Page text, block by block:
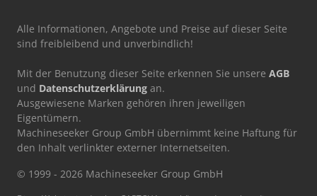
Alle Informationen, Angebote und Preise auf dieser Seite
sind freibleibend und unverbindlich!
Mit der Benutzung dieser Seite erkennen Sie unsere AGB
und Datenschutzerklärung an.
Ausgewiesene Marken gehören ihren jeweiligen
Eigentümern.
Machineseeker Group GmbH übernimmt keine Haftung für
den Inhalt verlinkter externer Internetseiten.
© 1999 - 2026 Machineseeker Group GmbH